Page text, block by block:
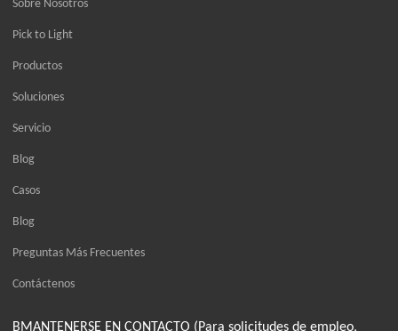
Sobre Nosotros
Pick to Light
Productos
Soluciones
Servicio
Blog
Casos
Blog
Preguntas Más Frecuentes
Contáctenos
BMANTENERSE EN CONTACTO (Para solicitudes de empleo,